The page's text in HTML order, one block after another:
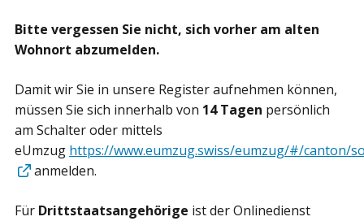
Bitte vergessen Sie nicht, sich vorher am alten
Wohnort abzumelden.
Damit wir Sie in unsere Register aufnehmen können,
müssen Sie sich innerhalb von 14 Tagen persönlich
am Schalter oder mittels
eUmzug https://www.eumzug.swiss/eumzug/#/canton/
anmelden.
Für Drittstaatsangehörige ist der Onlinedienst